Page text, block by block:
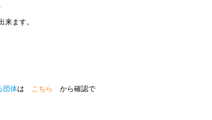
ます。
団体は こちら から確認で